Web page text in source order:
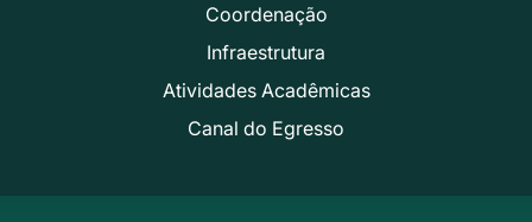
Coordenação
Infraestrutura
Atividades Acadêmicas
Canal do Egresso